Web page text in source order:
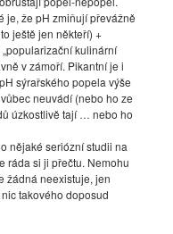
je, že pH zmiňují převážně
ještě jen někteří) +
kulinární
v zámoří. Pikantní je i
sýrařského popela výše
neuvádí (nebo ho ze
úzkostlivě tají … nebo ho
nějaké seriózní studii na
ráda si ji přečtu. Nemohu
žádná neexistuje, jen
takového doposud